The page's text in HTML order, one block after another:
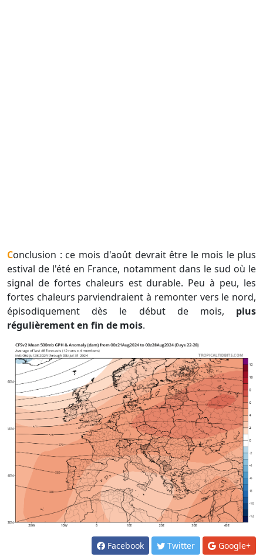
Conclusion : ce mois d'août devrait être le mois le plus
estival de l'été en France, notamment dans le sud où le
signal de fortes chaleurs est durable. Peu à peu, les
fortes chaleurs parviendraient à remonter vers le nord,
épisodiquement dès le début de mois, plus
régulièrement en fin de mois.
Facebook Twitter Google+